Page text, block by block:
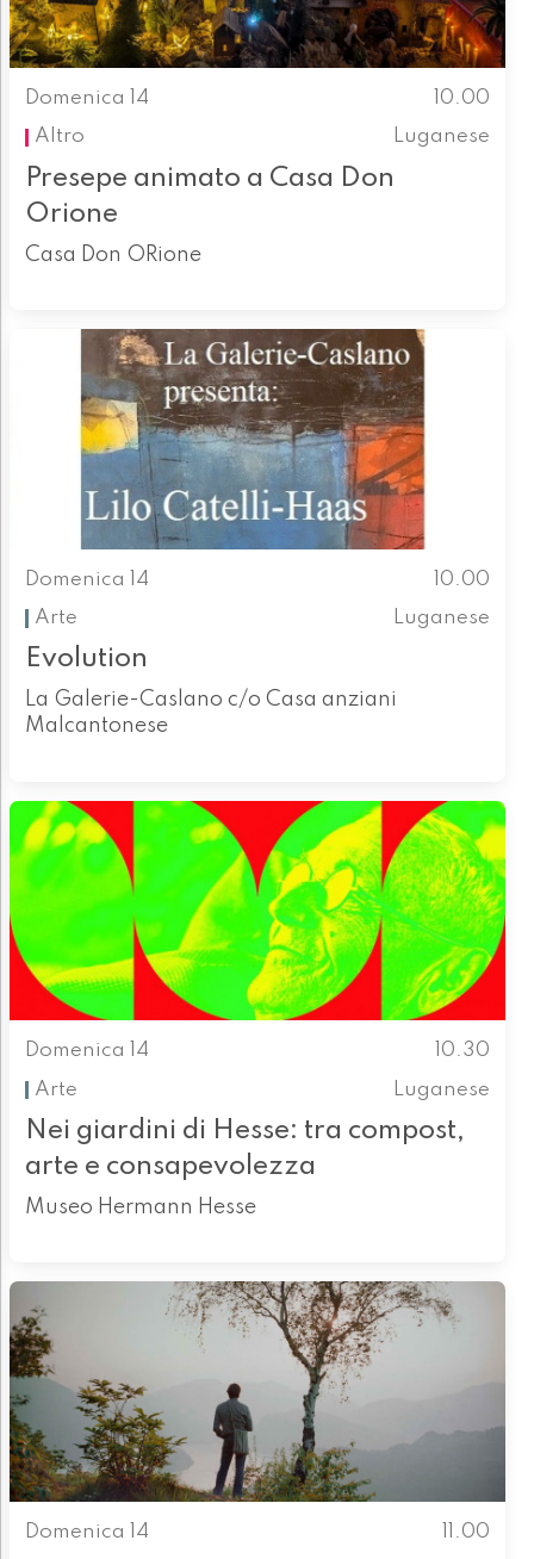
Domenica 14
10.00
Altro
Luganese
Presepe animato a Casa Don
Orione
Casa Don ORione
Domenica 14
10.00
Arte
Luganese
Evolution
La Galerie-Caslano c/o Casa anziani
Malcantonese
Domenica 14
10.30
Arte
Luganese
Nei giardini di Hesse: tra compost,
arte e consapevolezza
Museo Hermann Hesse
Domenica 14
11.00